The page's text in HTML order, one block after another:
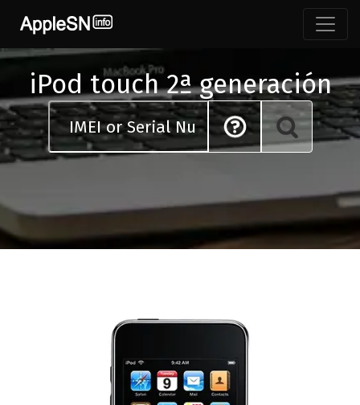
content
iPod touch 2ª generación